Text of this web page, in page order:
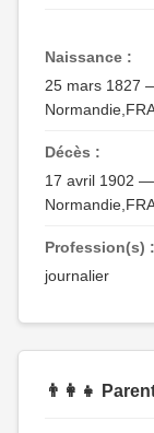
Naissance :
25 mars 1827
Décès :
17 avril 1902
Profession(s) :
journalier
👨‍👩‍👧